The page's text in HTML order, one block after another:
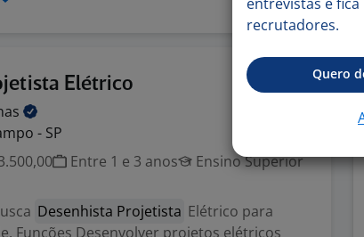
Elétrico
- SP
Entre 1 e 3 anos
Ensino Superior
Desenhista Projetista Elétrico para
Funções Desenvolver projetos elétricos
recrutadores.
Quero